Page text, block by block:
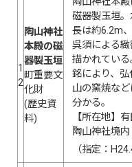
1
2
陶山神社
本殿の磁
器製玉垣
町重要文
化財
(歴史資
料)
磁器製玉垣
長は約6.2m
呉須による
描かれてい
銘により、
山の窯焼な
分かる。
【所在地】
陶山神社境内
（指定：